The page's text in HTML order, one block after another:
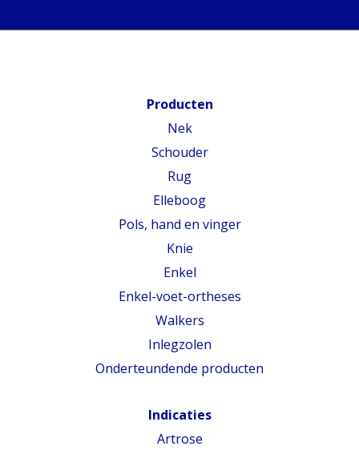
Producten
Nek
Schouder
Rug
Elleboog
Pols, hand en vinger
Knie
Enkel
Enkel-voet-ortheses
Walkers
Inlegzolen
Onderteundende producten
Indicaties
Artrose